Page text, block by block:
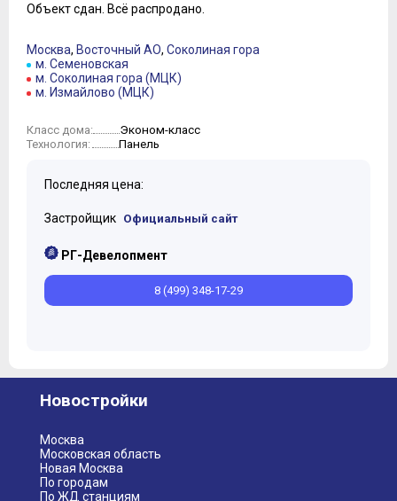
4
6
7
Объект сдан. Всё распродано.
Москва, Восточный АО, Соколиная гора
м. Семеновская
м. Соколиная гора (МЦК)
м. Измайлово (МЦК)
Класс дома: Эконом-класс
Технология: Панель
Последняя цена:
Застройщик Официальный сайт
РГ-Девелопмент
8 (499) 348-17-29
Новостройки
Москва
Московская область
Новая Москва
По городам
По ЖД станциям